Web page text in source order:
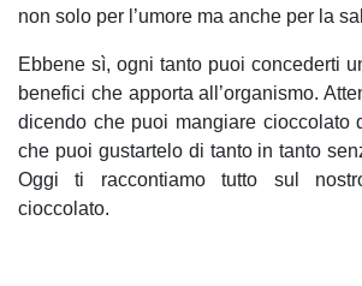
non solo per l’umore ma anche per la
Ebbene sì, ogni tanto puoi concederti
benefici che apporta all’organismo.
dicendo che puoi mangiare cioccolato
che puoi gustartelo di tanto in tanto
Oggi ti raccontiamo tutto sul
cioccolato.